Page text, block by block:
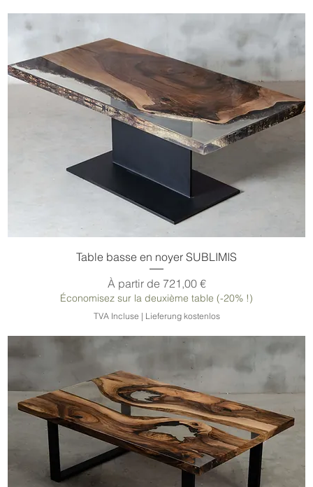
Table basse en noyer SUBLIMIS
À partir de 721,00 €
Prix promotionnel
Économisez sur la deuxième table (-20% !)
TVA Incluse | Lieferung kostenlos